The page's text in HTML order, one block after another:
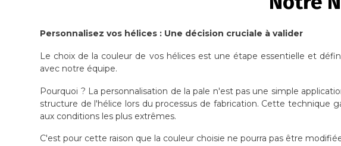
Personnalisez vos hélices : Une décision cruciale à valider
Le choix de la couleur de vos hélices est une étape essentielle et
avec notre équipe.
Pourquoi ? La personnalisation de la pale n'est pas une simple
structure de l'hélice lors du processus de fabrication. Cette technique
aux conditions les plus extrêmes.
C'est pour cette raison que la couleur choisie ne pourra pas être